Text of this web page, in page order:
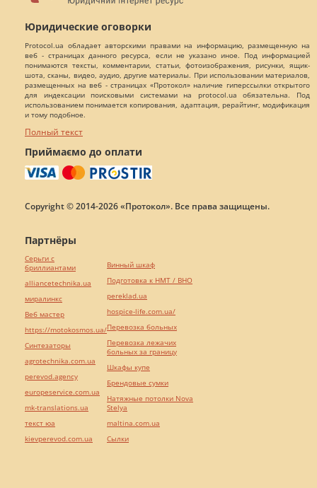
Юридические оговорки
Protocol.ua обладает авторскими правами на информацию, размещенную на
веб - страницах данного ресурса, если не указано иное. Под информацией
понимаются тексты, комментарии, статьи, фотоизображения, рисунки, ящик-
шота, сканы, видео, аудио, другие материалы. При использовании материалов,
размещенных на веб - страницах «Протокол» наличие гиперссылки открытого
для индексации поисковыми системами на protocol.ua обязательна. Под
использованием понимается копирования, адаптация, рерайтинг, модификация
и тому подобное.
Полный текст
Приймаємо до оплати
Copyright © 2014-2026 «Протокол». Все права защищены.
Партнёры
Серьги с
бриллиантами
alliancetechnika.ua
миралинкс
Веб мастер
https://motokosmos.ua/
Синтезаторы
agrotechnika.com.ua
perevod.agency
europeservice.com.ua
mk-translations.ua
текст юа
kievperevod.com.ua
Винный шкаф
Подготовка к НМТ / ВНО
pereklad.ua
hospice-life.com.ua/
Перевозка больных
Перевозка лежачих
больных за границу
Шкафы купе
Брендовые сумки
Натяжные потолки Nova
Stelya
maltina.com.ua
Cылки